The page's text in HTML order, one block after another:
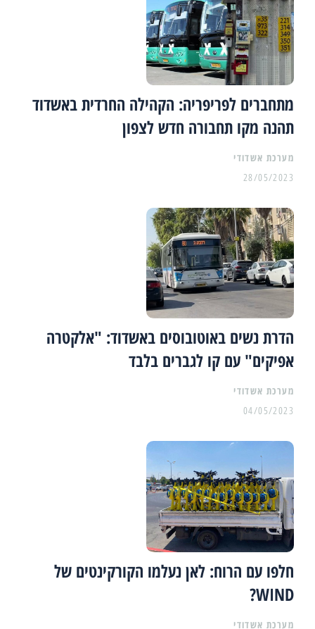
מתחברים לפריפריה: הקהילה החרדית באשדוד
תהנה מקו תחבורה חדש לצפון
מערכת אשדודי
28/05/2023
הדרת נשים באוטובוסים באשדוד: "אלקטרה
אפיקים" עם קו לגברים בלבד
מערכת אשדודי
04/05/2023
חלפו עם הרוח: לאן נעלמו הקורקינטים של
WIND?
מערכת אשדודי